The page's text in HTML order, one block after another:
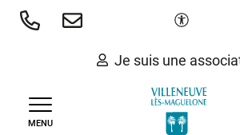
Aller
Je suis une
MENU